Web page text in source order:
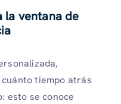
la ventana de
tiempo atrás
esto se conoce